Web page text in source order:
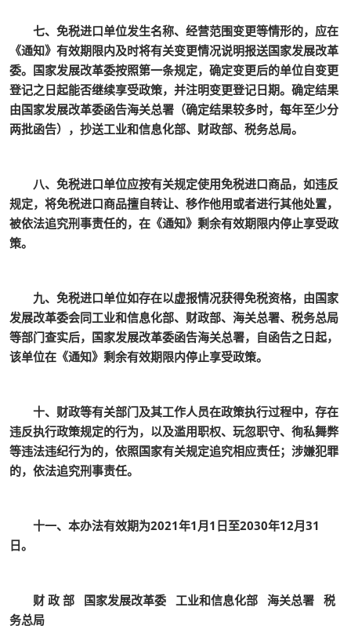
七、免税进口单位发生名称、经营范围变更等情形的，应在
《通知》有效期限内及时将有关变更情况说明报送国家发展改革
委。国家发展改革委按照第一条规定，确定变更后的单位自变更
登记之日起能否继续享受政策，并注明变更登记日期。确定结果
由国家发展改革委函告海关总署（确定结果较多时，每年至少分
两批函告），抄送工业和信息化部、财政部、税务总局。
八、免税进口单位应按有关规定使用免税进口商品，如违反
规定，将免税进口商品擅自转让、移作他用或者进行其他处置，
被依法追究刑事责任的，在《通知》剩余有效期限内停止享受政
策。
九、免税进口单位如存在以虚报情况获得免税资格，由国家
发展改革委会同工业和信息化部、财政部、海关总署、税务总局
等部门查实后，国家发展改革委函告海关总署，自函告之日起，
该单位在《通知》剩余有效期限内停止享受政策。
十、财政等有关部门及其工作人员在政策执行过程中，存在
违反执行政策规定的行为，以及滥用职权、玩忽职守、徇私舞弊
等违法违纪行为的，依照国家有关规定追究相应责任；涉嫌犯罪
的，依法追究刑事责任。
十一、本办法有效期为2021年1月1日至2030年12月31
日。
财 政 部 国家发展改革委 工业和信息化部 海关总署 税
务总局